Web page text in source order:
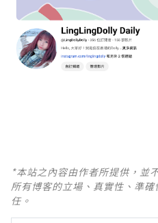
*本站之內容由作者所提供，並
所有博客的立場、真實性、準
任。